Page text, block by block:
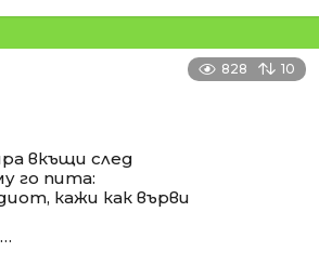
828 10
вкъщи след
го пита:
кажи как върви